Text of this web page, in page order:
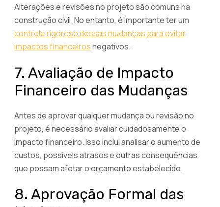
Alterações e revisões no projeto são comuns na
construção civil. No entanto, é importante ter um
controle rigoroso dessas mudanças para evitar
impactos financeirosnegativos.
7. Avaliação de Impacto
Financeiro das Mudanças
Antes de aprovar qualquer mudança ou revisão no
projeto, é necessário avaliar cuidadosamente o
impacto financeiro. Isso inclui analisar o aumento de
custos, possíveis atrasos e outras consequências
que possam afetar o orçamento estabelecido.
8. Aprovação Formal das